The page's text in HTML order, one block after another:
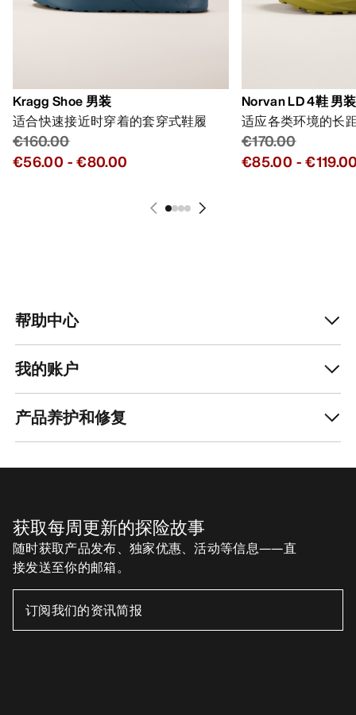
Kragg Shoe 男装
适合快速接近时穿着的套穿式鞋履
€160.00
€56.00 -€80.00
Norvan LD 4鞋 男装
适应各类环境的长
€170.00
€85.00 -
帮助中心
我的账户
产品养护和修复
获取每周更新的探险故事
随时获取产品发布、独家优惠、活动等信息——直
接发送至你的邮箱。